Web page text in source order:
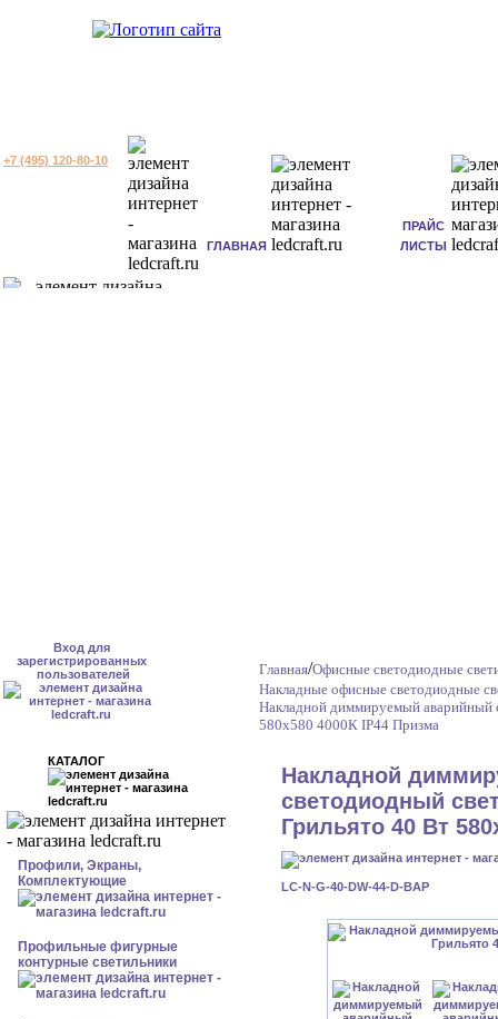
+7 (495) 120-80-10
ГЛАВНАЯ
ПРАЙС
ЛИСТЫ
Вход для
зарегистрированных
пользователей
КАТАЛОГ
Профили, Экраны,
Комплектующие
Профильные фигурные
контурные светильники
Главная/Офисные светодиодные
Накладные офисные светодиодные
Накладной диммируемый аварийный
580x580 4000К IP44 Призма
Накладной
светодиодный
Грильято 40 Вт
LC-N-G-40-DW-44-D-BAP